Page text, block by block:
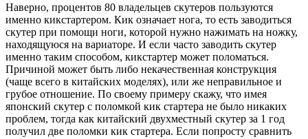
Наверно, процентов 80 владельцев скутеров пользуются
именно кикстартером. Кик означает нога, то есть заводиться
скутер при помощи ноги, которой нужно нажимать на ножку,
находящуюся на вариаторе. И если часто заводить скутер
именно таким способом, кикстартер может поломаться.
Причиной может быть либо некачественная конструкция
(чаще всего в китайских моделях), или же неправильное и
грубое отношение. По своему примеру скажу, что имея
японский скутер с поломкой кик стартера не было никаких
проблем, тогда как китайский двухместный скутер за 1 год
получил две поломки кик стартера. Если попросту сравнить